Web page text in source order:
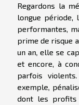
Regardons la
longue période,
performantes,
prime de risque
un an, elle se
et encore, à
parfois
exemple,
dont les profits